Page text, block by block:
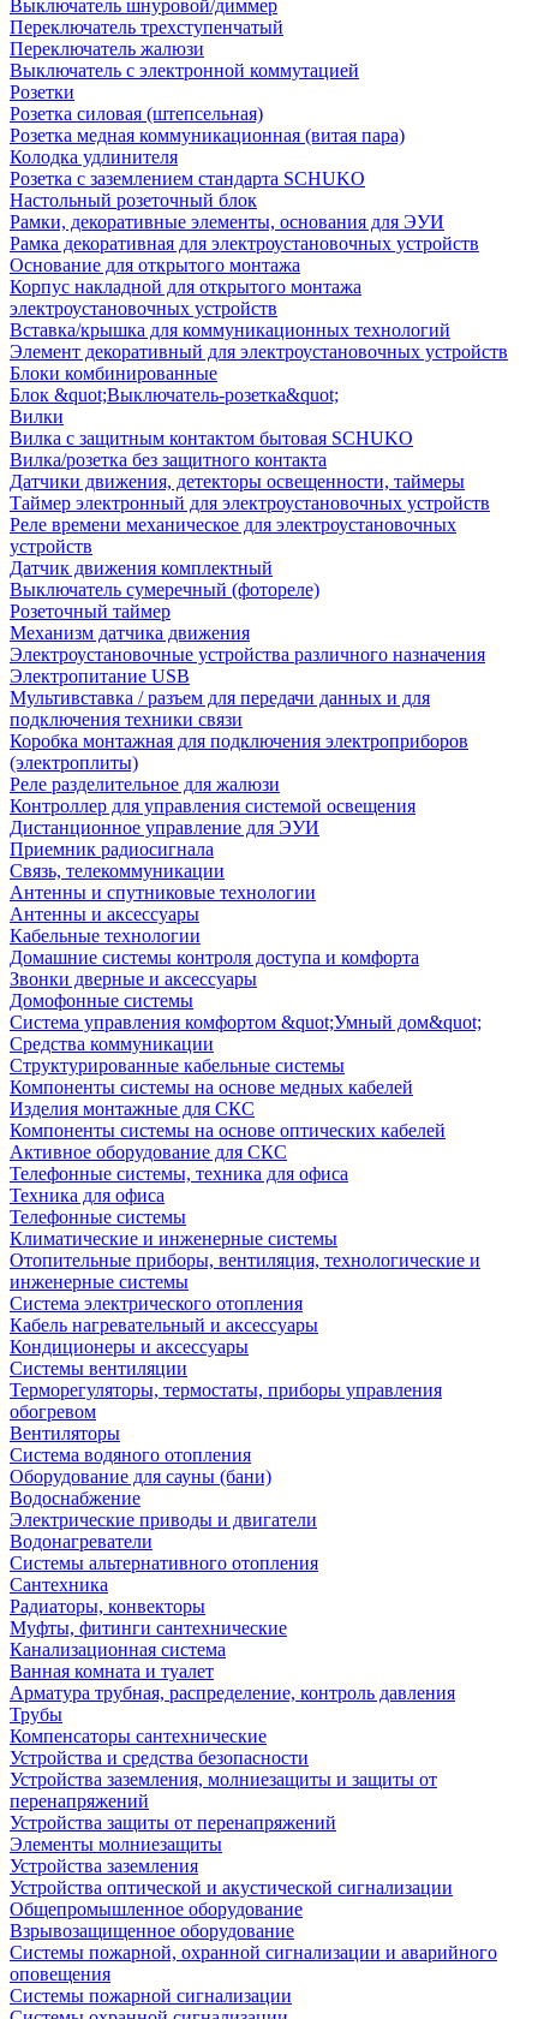
Выключатель шнуровой/диммер
Переключатель трехступенчатый
Переключатель жалюзи
Выключатель с электронной коммутацией
Розетки
Розетка силовая (штепсельная)
Розетка медная коммуникационная (витая пара)
Колодка удлинителя
Розетка с заземлением стандарта SCHUKO
Настольный розеточный блок
Рамки, декоративные элементы, основания для ЭУИ
Рамка декоративная для электроустановочных устройств
Основание для открытого монтажа
Корпус накладной для открытого монтажа
электроустановочных устройств
Вставка/крышка для коммуникационных технологий
Элемент декоративный для электроустановочных устройств
Блоки комбинированные
Блок &quot;Выключатель-розетка&quot;
Вилки
Вилка с защитным контактом бытовая SCHUKO
Вилка/розетка без защитного контакта
Датчики движения, детекторы освещенности, таймеры
Таймер электронный для электроустановочных устройств
Реле времени механическое для электроустановочных
устройств
Датчик движения комплектный
Выключатель сумеречный (фотореле)
Розеточный таймер
Механизм датчика движения
Электроустановочные устройства различного назначения
Электропитание USB
Мультивставка / разъем для передачи данных и для
подключения техники связи
Коробка монтажная для подключения электроприборов
(электроплиты)
Реле разделительное для жалюзи
Контроллер для управления системой освещения
Дистанционное управление для ЭУИ
Приемник радиосигнала
Связь, телекоммуникации
Антенны и спутниковые технологии
Антенны и аксессуары
Кабельные технологии
Домашние системы контроля доступа и комфорта
Звонки дверные и аксессуары
Домофонные системы
Система управления комфортом &quot;Умный дом&quot;
Средства коммуникации
Структурированные кабельные системы
Компоненты системы на основе медных кабелей
Изделия монтажные для СКС
Компоненты системы на основе оптических кабелей
Активное оборудование для СКС
Телефонные системы, техника для офиса
Техника для офиса
Телефонные системы
Климатические и инженерные системы
Отопительные приборы, вентиляция, технологические и
инженерные системы
Система электрического отопления
Кабель нагревательный и аксессуары
Кондиционеры и аксессуары
Системы вентиляции
Терморегуляторы, термостаты, приборы управления
обогревом
Вентиляторы
Система водяного отопления
Оборудование для сауны (бани)
Водоснабжение
Электрические приводы и двигатели
Водонагреватели
Системы альтернативного отопления
Сантехника
Радиаторы, конвекторы
Муфты, фитинги сантехнические
Канализационная система
Ванная комната и туалет
Арматура трубная, распределение, контроль давления
Трубы
Компенсаторы сантехнические
Устройства и средства безопасности
Устройства заземления, молниезащиты и защиты от
перенапряжений
Устройства защиты от перенапряжений
Элементы молниезащиты
Устройства заземления
Устройства оптической и акустической сигнализации
Общепромышленное оборудование
Взрывозащищенное оборудование
Системы пожарной, охранной сигнализации и аварийного
оповещения
Системы пожарной сигнализации